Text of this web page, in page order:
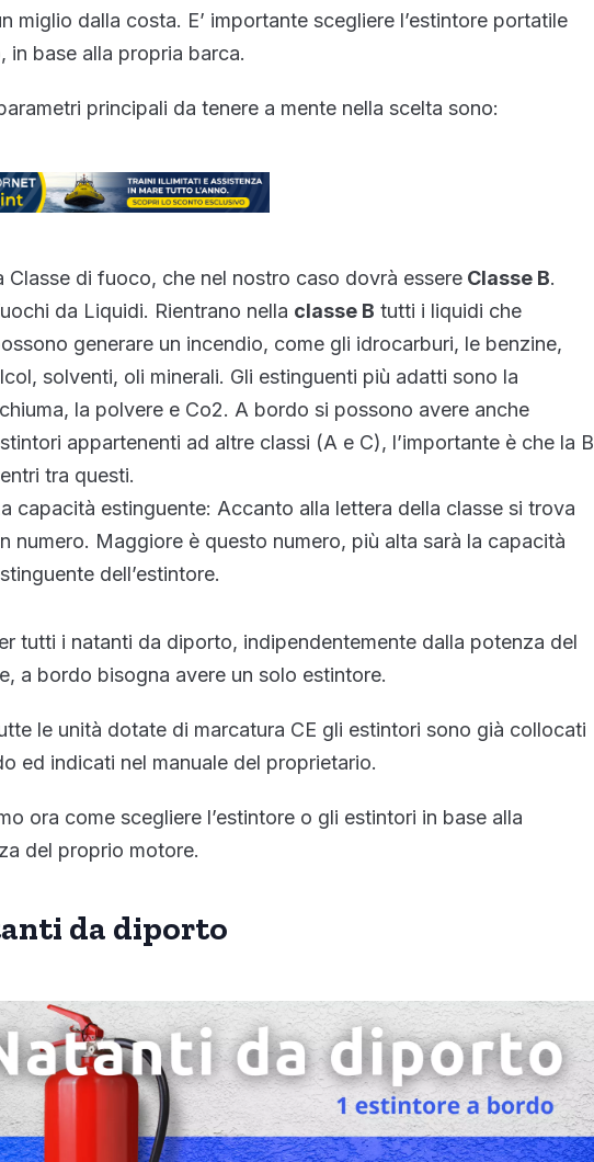
miglio dalla costa. E’ importante scegliere l’estintore portatile
in base alla propria barca.
principali da tenere a mente nella scelta sono:
Classe di fuoco, che nel nostro caso dovrà essereClasse B.
da Liquidi. Rientrano nella classe B tutti i liquidi che
generare un incendio, come gli idrocarburi, le benzine,
solventi, oli minerali. Gli estinguenti più adatti sono la
la polvere e Co2. A bordo si possono avere anche
appartenenti ad altre classi (A e C), l’importante è che la B
tra questi.
capacità estinguente: Accanto alla lettera della classe si trova
numero. Maggiore è questo numero, più alta sarà la capacità
dell’estintore.
tutti i natanti da diporto, indipendentemente dalla potenza del
a bordo bisogna avere un solo estintore.
le unità dotate di marcatura CE gli estintori sono già collocati
ed indicati nel manuale del proprietario.
ora come scegliere l’estintore o gli estintori in base alla
del proprio motore.
da diporto